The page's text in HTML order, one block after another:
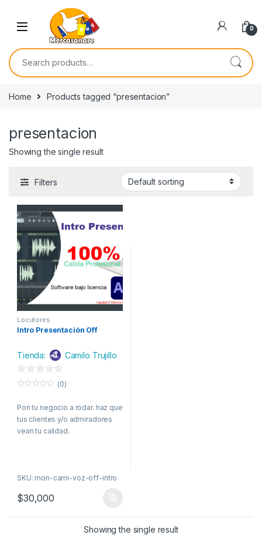
Skip to navigation
0
Search for:
Home Products tagged “presentacion”
presentacion
Showing the single result
Filters
Locutores
Intro Presentación Off
Tienda: Camilo Trujillo
0
e
5
u
o
f
5
(0)
Pon tu negocio a rodar. haz que
tus clientes y/o admiradores
vean tu calidad.
SKU: mon-cami-voz-off-intro
$30,000
Showing the single result